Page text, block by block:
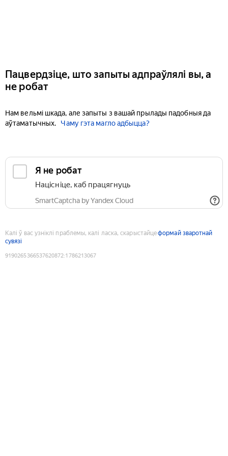
Пацвердзіце, што запыты адпраўлялі вы, а
не робат
Нам вельмі шкада, але запыты з вашай прылады падобныя да
аўтаматычных.
Чаму гэта магло адбыцца?
Я не робат
Націсніце, каб працягнуць
SmartCaptcha by Yandex Cloud
Калі ў вас узніклі праблемы, калі ласка, скарыстайцеформай зваротнай
сувязі
9190265366537620872:1786213067